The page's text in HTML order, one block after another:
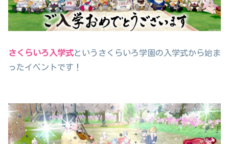
さくらいろ入学式というさくらいろ学園の入学式から始ま
ったイベントです！